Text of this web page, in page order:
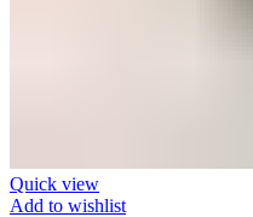
Quick view
Add to wishlist